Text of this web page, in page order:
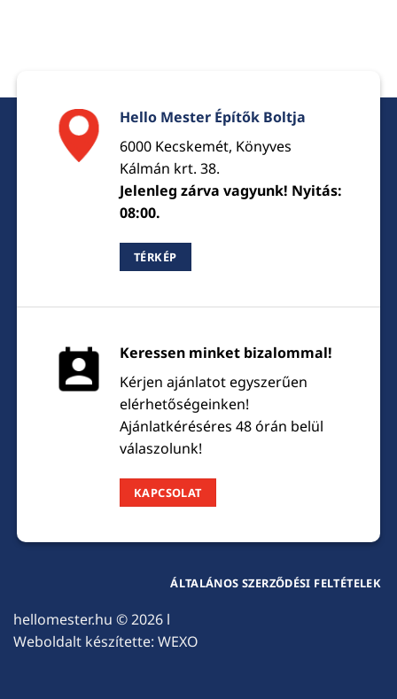
Hello Mester Építők Boltja
6000 Kecskemét, Könyves
Kálmán krt. 38.
Jelenleg zárva vagyunk! Nyitás:
08:00.
TÉRKÉP
Keressen minket bizalommal!
Kérjen ajánlatot egyszerűen
elérhetőségeinken!
Ajánlatkéréséres 48 órán belül
válaszolunk!
KAPCSOLAT
hellomester.hu © 2026 l
Weboldalt készítette: WEXO
ÁLTALÁNOS SZERZŐDÉSI FELTÉTELEK